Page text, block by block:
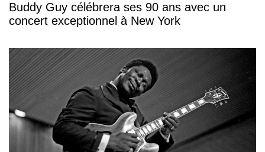
Buddy Guy célébrera ses 90 ans avec un
concert exceptionnel à New York